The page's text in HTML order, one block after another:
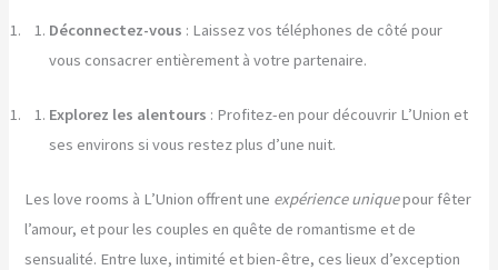
Déconnectez-vous : Laissez vos téléphones de côté pour
vous consacrer entièrement à votre partenaire.
Explorez les alentours : Profitez-en pour découvrir L’Union et
ses environs si vous restez plus d’une nuit.
Les love rooms à L’Union offrent une expérience uniquepour fêter
l’amour, et pour les couples en quête de romantisme et de
sensualité. Entre luxe, intimité et bien-être, ces lieux d’exception